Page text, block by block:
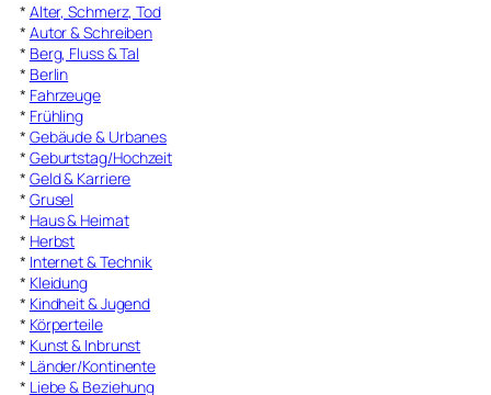
* Alter, Schmerz, Tod
* Autor & Schreiben
* Berg, Fluss & Tal
* Berlin
* Fahrzeuge
* Frühling
* Gebäude & Urbanes
* Geburtstag/Hochzeit
* Geld & Karriere
* Grusel
* Haus & Heimat
* Herbst
* Internet & Technik
* Kleidung
* Kindheit & Jugend
* Körperteile
* Kunst & Inbrunst
* Länder/Kontinente
* Liebe & Beziehung